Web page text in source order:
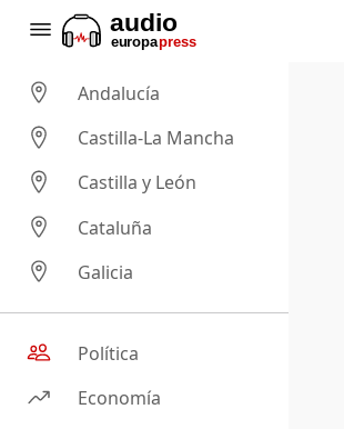
Andalucía
Castilla-La Mancha
Castilla y León
Cataluña
Galicia
Política
Economía